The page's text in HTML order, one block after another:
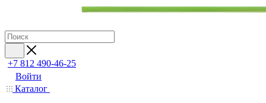
+7 812 490-46-25
Войти
Каталог